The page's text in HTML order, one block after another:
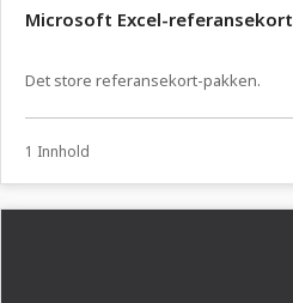
Microsoft Excel-referansekort
Det store referansekort-pakken.
1 Innhold